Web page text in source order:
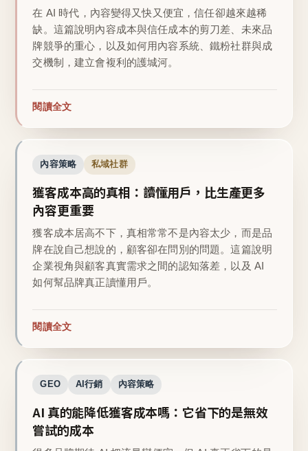
在 AI 時代，內容變得又快又便宜，信任卻越來越稀
缺。這篇說明內容成本與信任成本的剪刀差、未來品
牌競爭的重心，以及如何用內容系統、鐵粉社群與成
交機制，建立會複利的護城河。
閱讀全文
內容策略 私域社群
獲客成本高的真相：讀懂用戶，比生產更多
內容更重要
獲客成本居高不下，真相常常不是內容太少，而是品
牌在說自己想說的，顧客卻在問別的問題。這篇說明
企業視角與顧客真實需求之間的認知落差，以及 AI
如何幫品牌真正讀懂用戶。
閱讀全文
GEO AI行銷 內容策略
AI 真的能降低獲客成本嗎：它省下的是無效
嘗試的成本